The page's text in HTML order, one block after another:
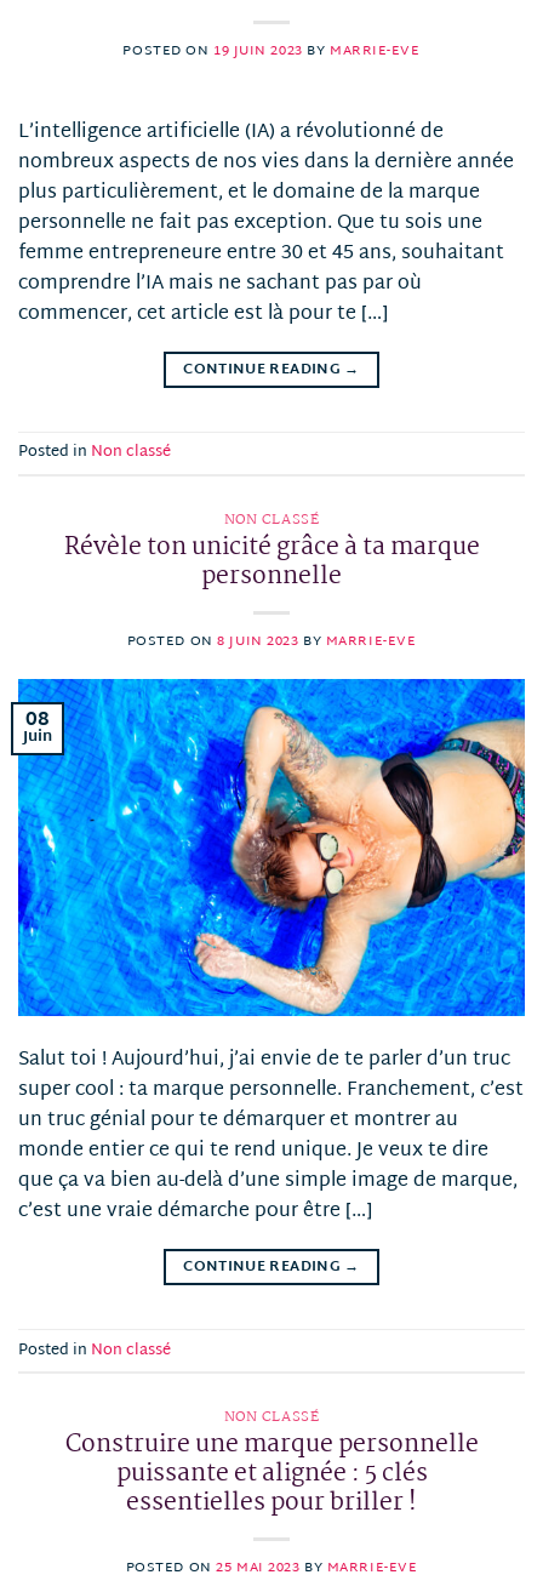
POSTED ON 19 JUIN 2023 BY MARRIE-EVE
L’intelligence artificielle (IA) a révolutionné de
nombreux aspects de nos vies dans la dernière année
plus particulièrement, et le domaine de la marque
personnelle ne fait pas exception. Que tu sois une
femme entrepreneure entre 30 et 45 ans, souhaitant
comprendre l’IA mais ne sachant pas par où
commencer, cet article est là pour te […]
CONTINUE READING →
Posted in Non classé
NON CLASSÉ
Révèle ton unicité grâce à ta marque
personnelle
POSTED ON8 JUIN 2023 BY MARRIE-EVE
08
Juin
Salut toi ! Aujourd’hui, j’ai envie de te parler d’un truc
super cool : ta marque personnelle. Franchement, c’est
un truc génial pour te démarquer et montrer au
monde entier ce qui te rend unique. Je veux te dire
que ça va bien au-delà d’une simple image de marque,
c’est une vraie démarche pour être […]
CONTINUE READING →
Posted in Non classé
NON CLASSÉ
Construire une marque personnelle
puissante et alignée : 5 clés
essentielles pour briller !
POSTED ON25 MAI 2023 BY MARRIE-EVE